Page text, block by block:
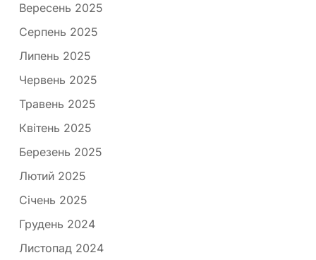
Вересень 2025
Серпень 2025
Липень 2025
Червень 2025
Травень 2025
Квітень 2025
Березень 2025
Лютий 2025
Січень 2025
Грудень 2024
Листопад 2024